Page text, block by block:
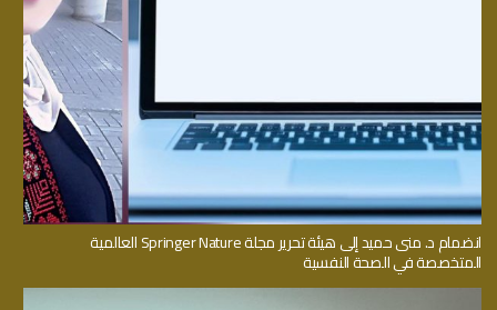
انضمام د. منى حميد إلى هيئة تحرير مجلة Springer Nature العالمية
المتخصصة في الصحة النفسية